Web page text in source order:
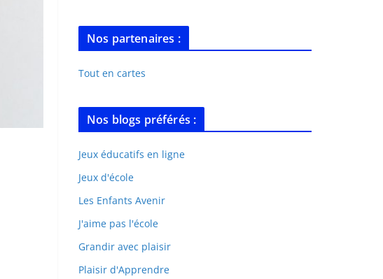
Nos partenaires :
Tout en cartes
Nos blogs préférés :
Jeux éducatifs en ligne
Jeux d'école
Les Enfants Avenir
J'aime pas l'école
Grandir avec plaisir
Plaisir d'Apprendre